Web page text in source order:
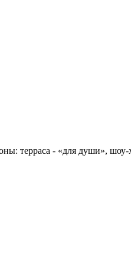
терраса - «для души»,